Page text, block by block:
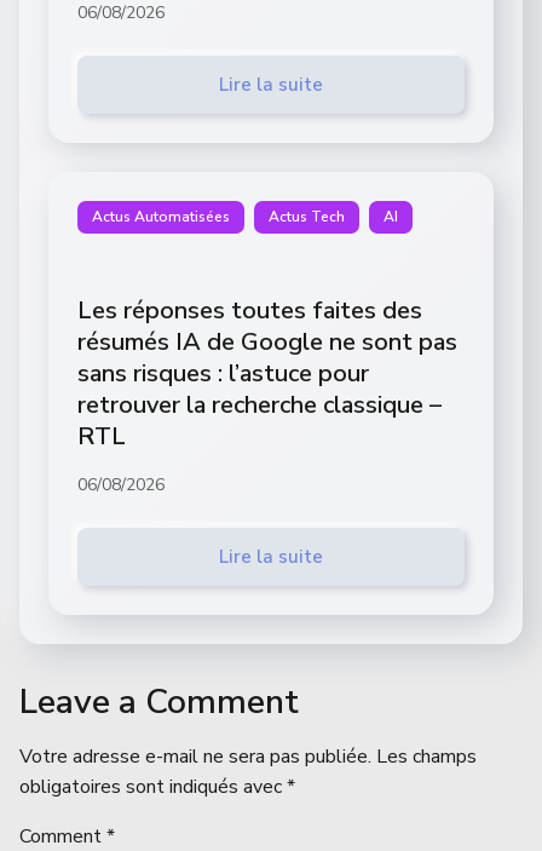
06/08/2026
Lire la suite
Actus Automatisées Actus Tech AI
Les réponses toutes faites des
résumés IA de Google ne sont pas
sans risques : l’astuce pour
retrouver la recherche classique –
RTL
06/08/2026
Lire la suite
Leave a Comment
Votre adresse e-mail ne sera pas publiée. Les champs
obligatoires sont indiqués avec*
Comment*